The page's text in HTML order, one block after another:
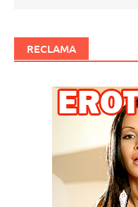
RECLAMA